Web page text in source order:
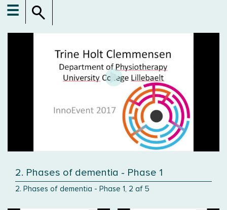
☰
2. Phases of dementia - Phase 1
2. Phases of dementia - Phase 1, 2 af 5